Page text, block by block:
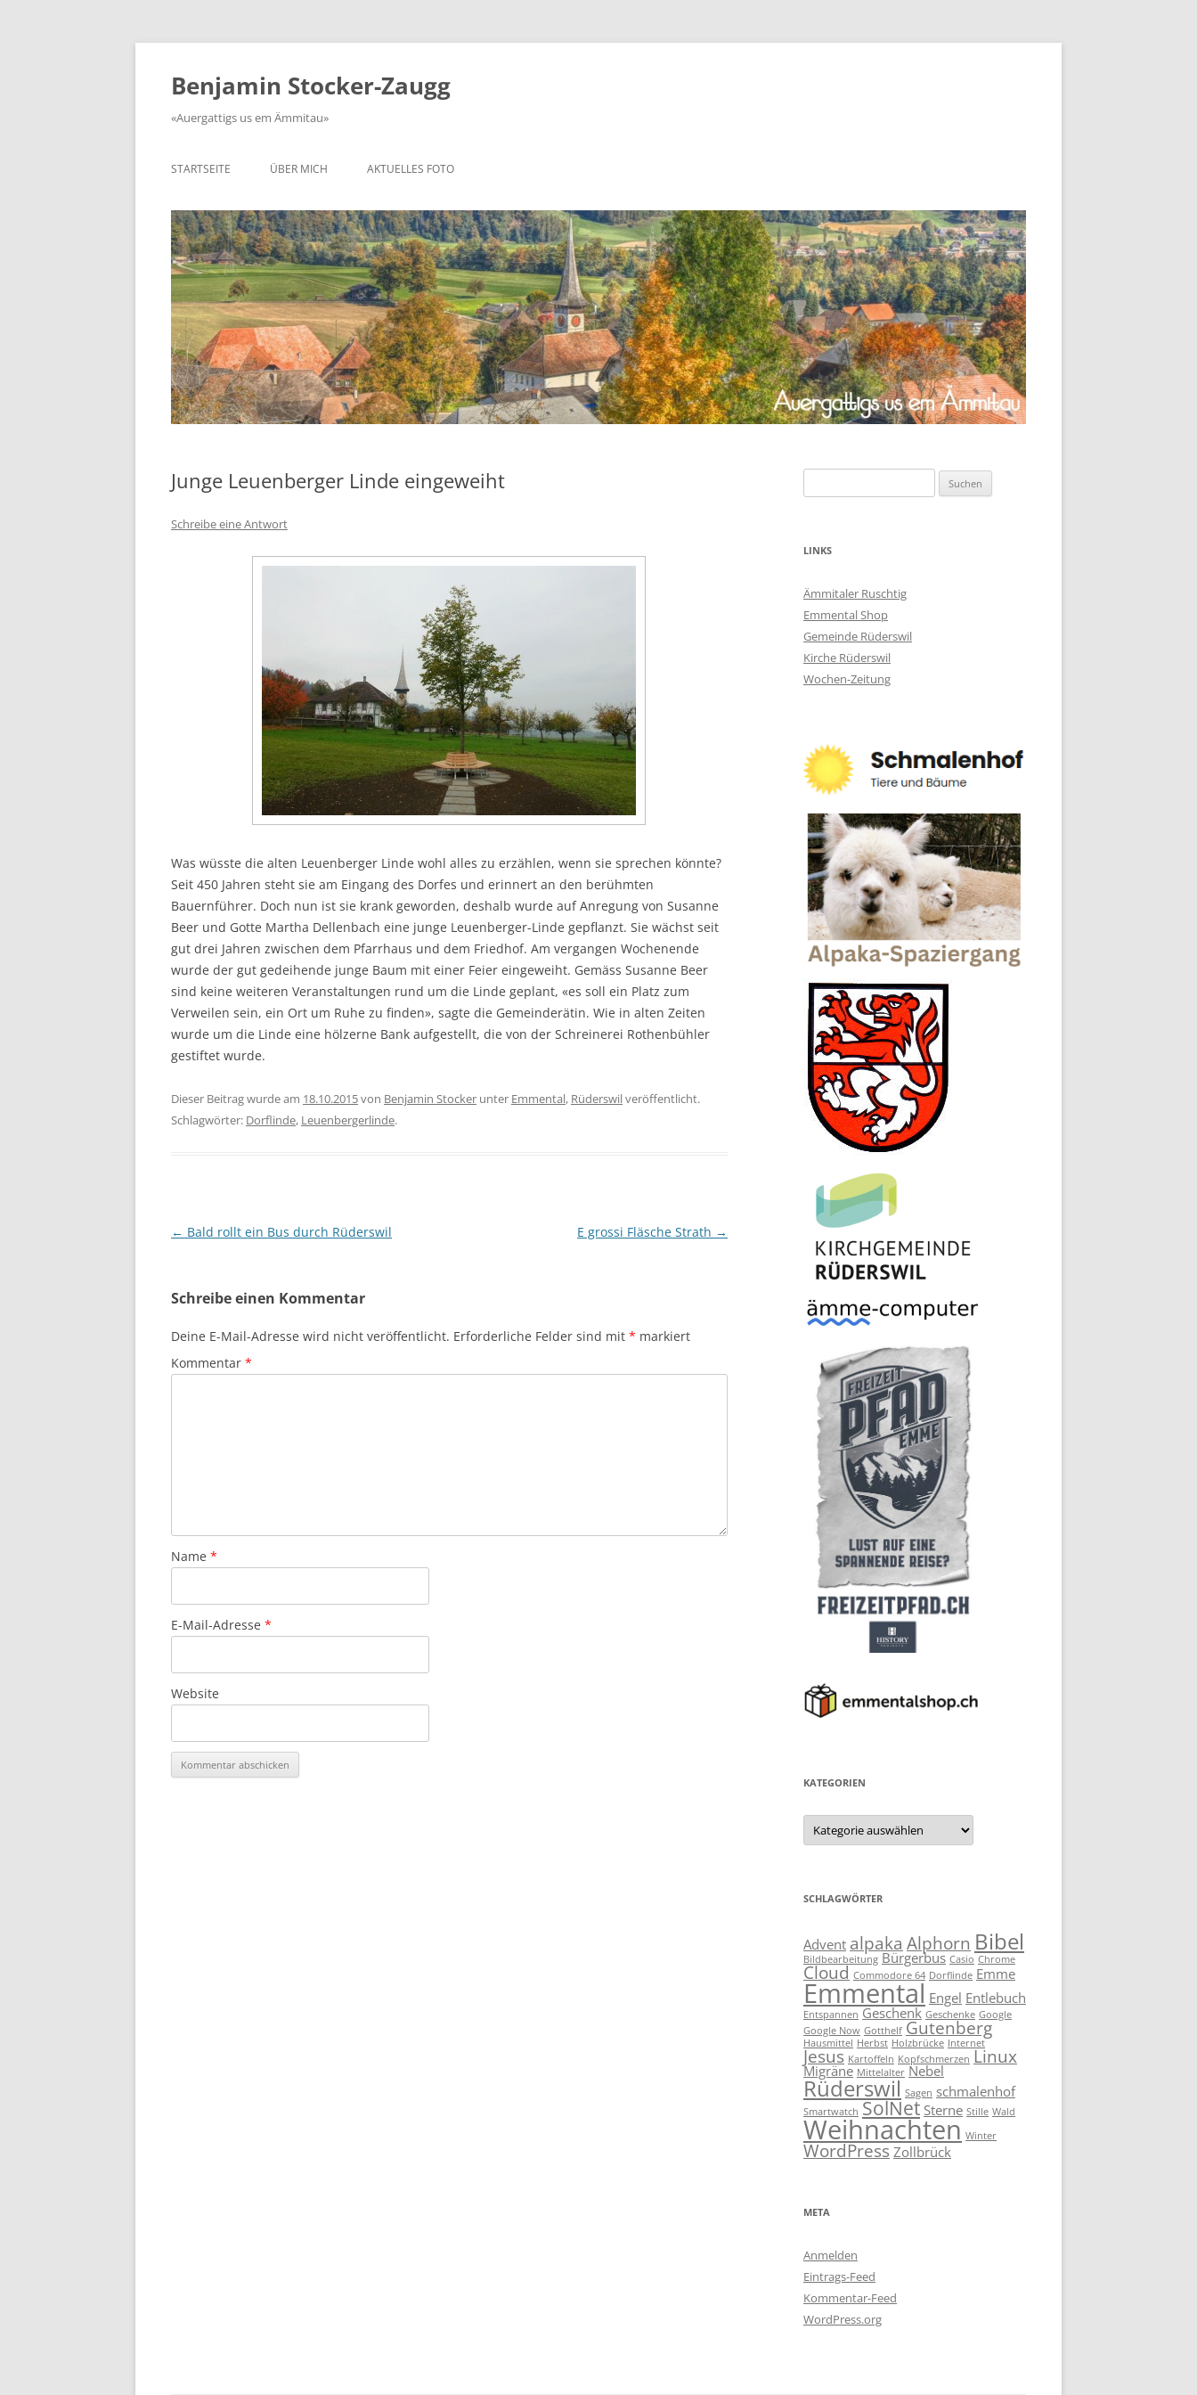
Zum
springen
Benjamin Stocker-Zaugg
«Auergattigs us em Ämmitau»
STARTSEITE ÜBER MICH AKTUELLES FOTO
Junge Leuenberger Linde eingeweiht
Schreibe eine Antwort
Was wüsste die alten Leuenberger Linde wohl alles zu erzählen, wenn sie sprechen könnte?
Seit 450 Jahren steht sie am Eingang des Dorfes und erinnert an den berühmten
Bauernführer. Doch nun ist sie krank geworden, deshalb wurde auf Anregung von Susanne
Beer und Gotte Martha Dellenbach eine junge Leuenberger-Linde gepflanzt. Sie wächst seit
gut drei Jahren zwischen dem Pfarrhaus und dem Friedhof. Am vergangen Wochenende
wurde der gut gedeihende junge Baum mit einer Feier eingeweiht. Gemäss Susanne Beer
sind keine weiteren Veranstaltungen rund um die Linde geplant, «es soll ein Platz zum
Verweilen sein, ein Ort um Ruhe zu finden», sagte die Gemeinderätin. Wie in alten Zeiten
wurde um die Linde eine hölzerne Bank aufgestellt, die von der Schreinerei Rothenbühler
gestiftet wurde.
Dieser Beitrag wurde am 18.10.2015von Benjamin Stocker unter Emmental, Rüderswilveröffentlicht.
Schlagwörter: Dorflinde, Leuenbergerlinde.
Beitragsnavigation
← Bald rollt ein Bus durch Rüderswil E grossi Fläsche Strath →
Schreibe einen Kommentar
Deine E-Mail-Adresse wird nicht veröffentlicht. Erforderliche Felder sind mit * markiert
Kommentar *
Name *
E-Mail-Adresse *
Website
nach:
LINKS
Ämmitaler Ruschtig
Emmental Shop
Gemeinde Rüderswil
Kirche Rüderswil
Wochen-Zeitung
KATEGORIEN
Kategorien
SCHLAGWÖRTER
Advent alpaka Alphorn Bibel
Bildbearbeitung Bürgerbus Casio Chrome
Cloud Commodore 64 Dorflinde Emme
Emmental Engel Entlebuch
Entspannen Geschenk Geschenke Google
Google Now Gotthelf Gutenberg
Hausmittel Herbst Holzbrücke Internet
Jesus Kartoffeln Kopfschmerzen Linux
Migräne Mittelalter Nebel
Rüderswil Sagen schmalenhof
Smartwatch SolNet Sterne Stille Wald
Weihnachten Winter
WordPress Zollbrück
META
Anmelden
Eintrags-Feed
Kommentar-Feed
WordPress.org